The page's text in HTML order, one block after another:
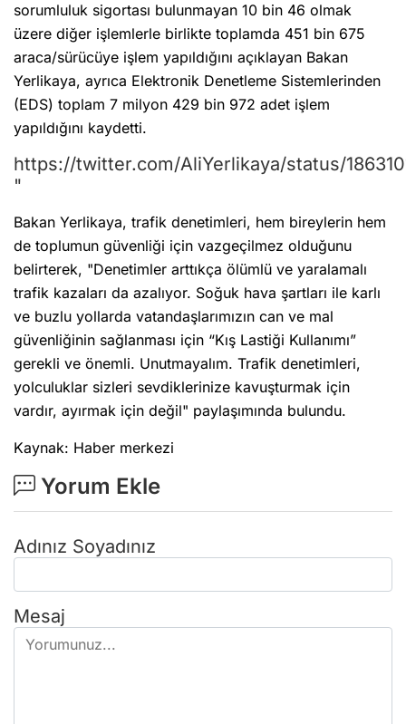
sorumluluk sigortası bulunmayan 10 bin 46 olmak
üzere diğer işlemlerle birlikte toplamda 451 bin 675
araca/sürücüye işlem yapıldığını açıklayan Bakan
Yerlikaya, ayrıca Elektronik Denetleme Sistemlerinden
(EDS) toplam 7 milyon 429 bin 972 adet işlem
yapıldığını kaydetti.
https://twitter.com/AliYerlikaya/status/
"
Bakan Yerlikaya, trafik denetimleri, hem bireylerin hem
de toplumun güvenliği için vazgeçilmez olduğunu
belirterek, "Denetimler arttıkça ölümlü ve yaralamalı
trafik kazaları da azalıyor. Soğuk hava şartları ile karlı
ve buzlu yollarda vatandaşlarımızın can ve mal
güvenliğinin sağlanması için “Kış Lastiği Kullanımı”
gerekli ve önemli. Unutmayalım. Trafik denetimleri,
yolculuklar sizleri sevdiklerinize kavuşturmak için
vardır, ayırmak için değil" paylaşımında bulundu.
Kaynak: Haber merkezi
Yorum Ekle
Adınız Soyadınız
Mesaj